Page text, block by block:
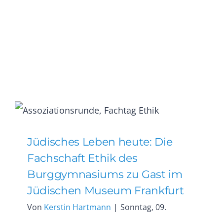
Jüdisches Leben heute: Die
Fachschaft Ethik des
Burggymnasiums zu Gast im
Jüdischen Museum Frankfurt
Von Kerstin Hartmann | Sonntag, 09.